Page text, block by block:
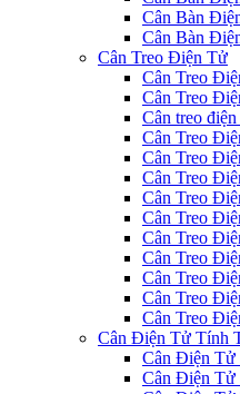
Cân Bàn
Cân Bàn
Cân Treo Điện Tử
Cân Treo
Cân Treo
Cân treo
Cân Treo
Cân Treo
Cân Treo
Cân Treo
Cân Treo
Cân Treo
Cân Treo
Cân Treo
Cân Treo
Cân Treo
Cân Điện Tử Tính
Cân Điện Tử
Cân Điện